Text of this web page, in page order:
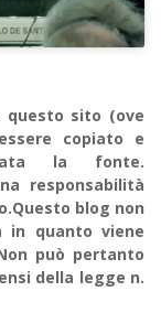
questo sito (ove
copiato e
la fonte.
responsabilità
blog non
in quanto viene
può pertanto
della legge n.